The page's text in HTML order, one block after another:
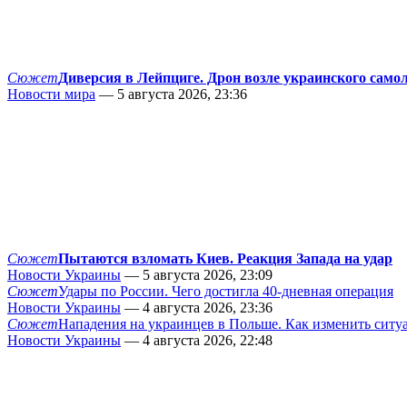
СюжетДиверсия в Лейпциге. Дрон возле украинского
Новости мира — 5 августа 2026, 23:36
СюжетПытаются взломать Киев. Реакция Запада на удар
Новости Украины — 5 августа 2026, 23:09
СюжетУдары по России. Чего достигла 40-дневная операция
Новости Украины — 4 августа 2026, 23:36
СюжетНападения на украинцев в Польше. Как изменить
Новости Украины — 4 августа 2026, 22:48